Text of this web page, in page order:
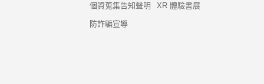
個資蒐集告知聲明
防詐騙宣導
XR 體驗書展